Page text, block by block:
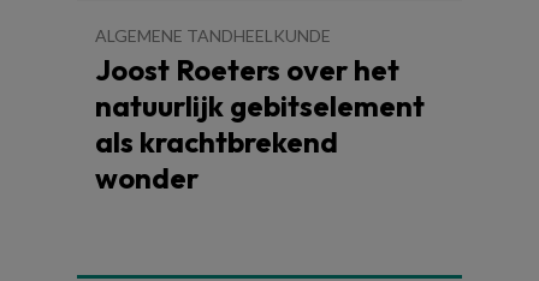
ALGEMENE TANDHEELKUNDE
Joost Roeters over het
natuurlijk gebitselement
als krachtbrekend
wonder